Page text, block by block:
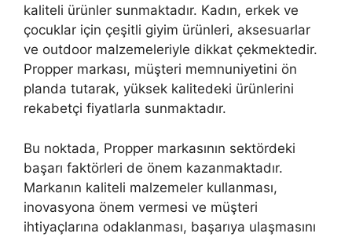
kaliteli ürünler sunmaktadır. Kadın, erkek ve
çocuklar için çeşitli giyim ürünleri, aksesuarlar
ve outdoor malzemeleriyle dikkat çekmektedir.
Propper markası, müşteri memnuniyetini ön
planda tutarak, yüksek kalitedeki ürünlerini
rekabetçi fiyatlarla sunmaktadır.
Bu noktada, Propper markasının sektördeki
başarı faktörleri de önem kazanmaktadır.
Markanın kaliteli malzemeler kullanması,
inovasyona önem vermesi ve müşteri
ihtiyaçlarına odaklanması, başarıya ulaşmasını